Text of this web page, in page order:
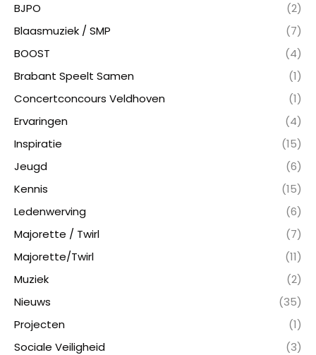
BJPO
(2)
Blaasmuziek / SMP
(7)
BOOST
(4)
Brabant Speelt Samen
(1)
Concertconcours Veldhoven
(1)
Ervaringen
(4)
Inspiratie
(15)
Jeugd
(6)
Kennis
(15)
Ledenwerving
(6)
Majorette / Twirl
(7)
Majorette/Twirl
(11)
Muziek
(2)
Nieuws
(35)
Projecten
(1)
Sociale Veiligheid
(3)